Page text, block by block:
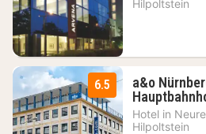
Hilpoltstein
6.5
a&o
Hotel in
Hilpoltstein